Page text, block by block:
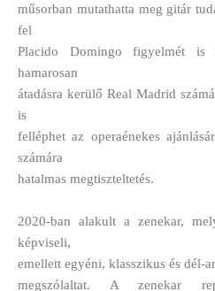
műsorban mutathatta meg gitár
fel
Placido Domingo figyelmét is
hamarosan
átadásra kerülő Real Madrid
is
felléphet az operaénekes
számára
hatalmas megtiszteltetés.
2020-ban alakult a zenekar,
képviseli,
emellett egyéni, klasszikus és dél-
megszólaltat. A zenekar